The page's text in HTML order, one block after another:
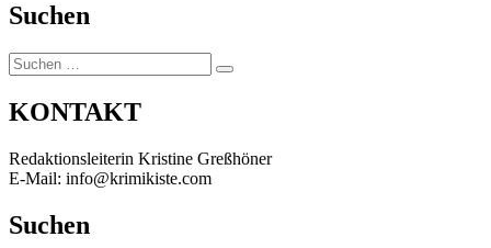
Suchen
Suchen
nach:
Suchen
KONTAKT
Redaktionsleiterin Kristine Greßhöner
E-Mail: info@krimikiste.com
Suchen